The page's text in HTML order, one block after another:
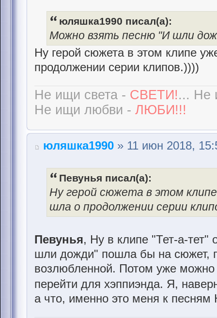
юляшка1990 писал(а):
Можно взять песню "И шли
Ну герой сюжета в этом клипе
продолжении серии клипов.))))
Не ищи света - СВЕТИ!... Не
Не ищи любви - ЛЮБИ!!!
юляшка1990 » 11 июн 2018,
Певунья писал(а):
Ну герой сюжета в этом
шла о продолжении серии
Певунья, Ну в клипе "Тет-а-
шли дожди" пошла бы на сюжет,
возлюбленной. Потом уже
перейти для хэппиэнда. Я,
а что, именно это меня к песням